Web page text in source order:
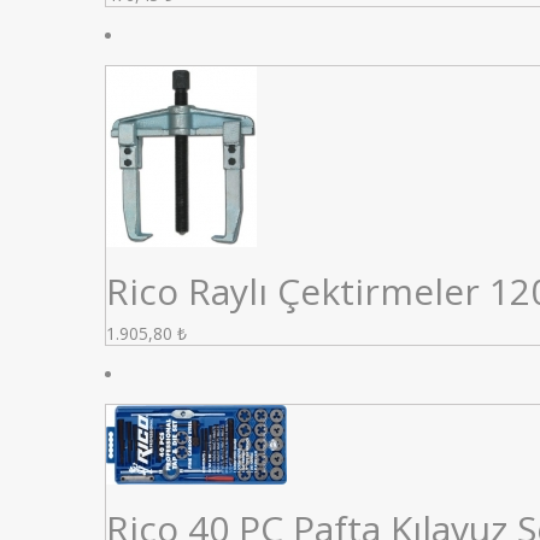
Rico Raylı Çektirmeler
1.905,80 ₺
Rico 40 PC Pafta Kılavuz